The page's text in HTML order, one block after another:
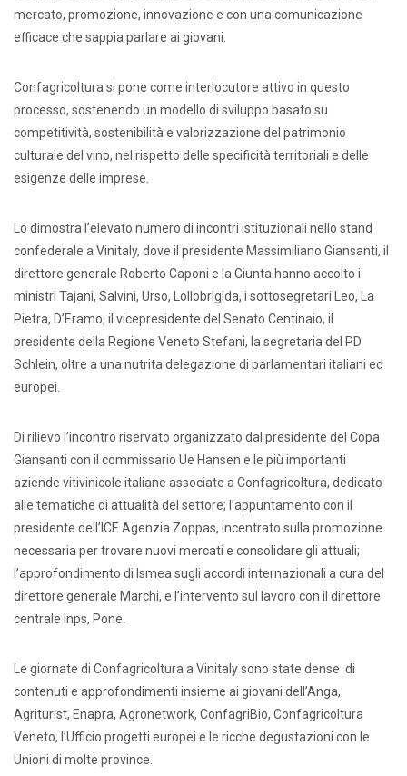
mercato, promozione, innovazione e con una comunicazione
efficace che sappia parlare ai giovani.
Confagricoltura si pone come interlocutore attivo in questo
processo, sostenendo un modello di sviluppo basato su
competitività, sostenibilità e valorizzazione del patrimonio
culturale del vino, nel rispetto delle specificità territoriali e delle
esigenze delle imprese.
Lo dimostra l’elevato numero di incontri istituzionali nello stand
confederale a Vinitaly, dove il presidente Massimiliano Giansanti, il
direttore generale Roberto Caponi e la Giunta hanno accolto i
ministri Tajani, Salvini, Urso, Lollobrigida, i sottosegretari Leo, La
Pietra, D’Eramo, il vicepresidente del Senato Centinaio, il
presidente della Regione Veneto Stefani, la segretaria del PD
Schlein, oltre a una nutrita delegazione di parlamentari italiani ed
europei.
Di rilievo l’incontro riservato organizzato dal presidente del Copa
Giansanti con il commissario Ue Hansen e le più importanti
aziende vitivinicole italiane associate a Confagricoltura, dedicato
alle tematiche di attualità del settore; l’appuntamento con il
presidente dell’ICE Agenzia Zoppas, incentrato sulla promozione
necessaria per trovare nuovi mercati e consolidare gli attuali;
l’approfondimento di Ismea sugli accordi internazionali a cura del
direttore generale Marchi, e l’intervento sul lavoro con il direttore
centrale Inps, Pone.
Le giornate di Confagricoltura a Vinitaly sono state dense di
contenuti e approfondimenti insieme ai giovani dell’Anga,
Agriturist, Enapra, Agronetwork, ConfagriBio, Confagricoltura
Veneto, l’Ufficio progetti europei e le ricche degustazioni con le
Unioni di molte province.